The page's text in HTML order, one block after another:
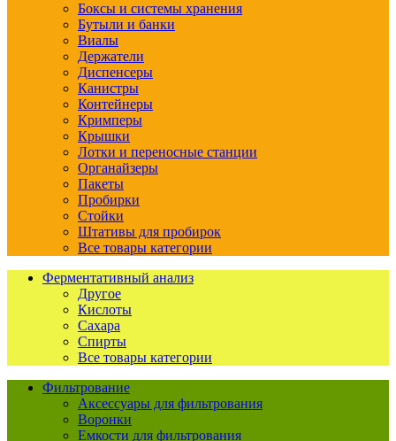
Боксы и системы хранения
Бутыли и банки
Виалы
Держатели
Диспенсеры
Канистры
Контейнеры
Кримперы
Крышки
Лотки и переносные станции
Органайзеры
Пакеты
Пробирки
Стойки
Штативы для пробирок
Все товары категории
Ферментативный анализ
Другое
Кислоты
Сахара
Спирты
Все товары категории
Фильтрование
Аксессуары для фильтрования
Воронки
Емкости для фильтрования